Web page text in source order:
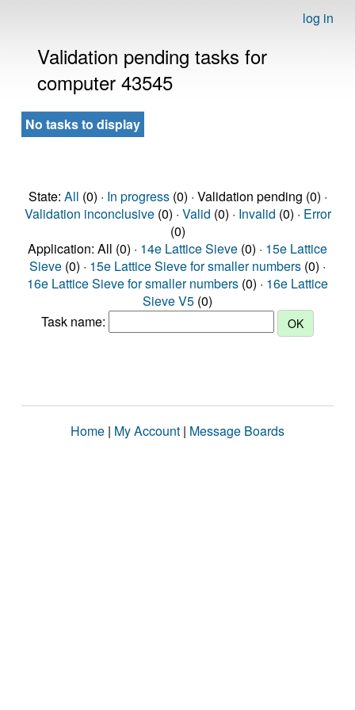
log in
Validation pending tasks for
computer 43545
No tasks to display
State: All (0) · In progress(0) · Validation pending (0) ·
Validation inconclusive(0) · Valid (0) · Invalid (0) · Error
(0)
Application: All (0) · 14e Lattice Sieve (0) · 15e Lattice
Sieve (0) · 15e Lattice Sieve for smaller numbers (0) ·
16e Lattice Sieve for smaller numbers (0) · 16e Lattice
Sieve V5 (0)
Task name:
Home | My Account | Message Boards